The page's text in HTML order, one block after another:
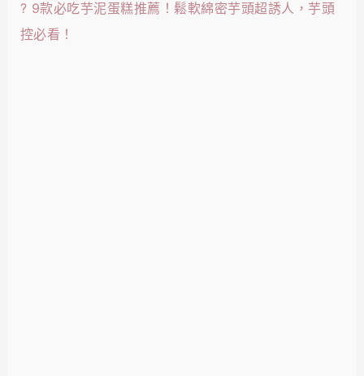
? 9款必吃芋泥蛋糕推薦！鬆軟綿密芋頭超誘人，芋頭
控必看！